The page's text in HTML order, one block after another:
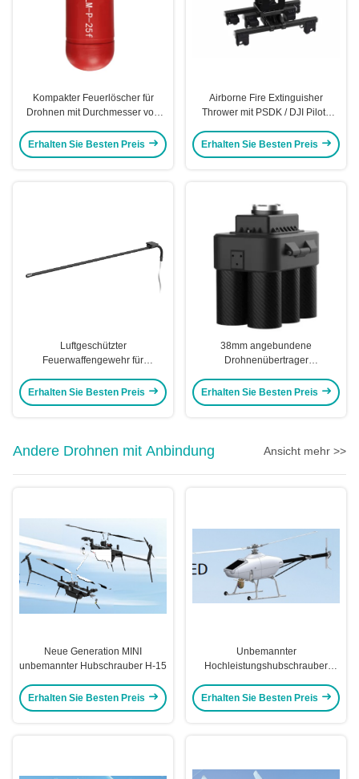
Kompakter Feuerlöscher für
Drohnen mit Durchmesser von
Kitefiy
Erhalten Sie Besten Preis
Airborne Fire Extinguisher
Thrower mit PSDK / DJI Pilot2
Erhalten Sie Besten Preis
Luftgeschützter
Feuerwaffengewehr für
Länge hochwirksame Kitefiy
Erhalten Sie Besten Preis
38mm angebundene
Drohnenübertrager
Installation (M300&M350) Kitefiy
Erhalten Sie Besten Preis
Andere Drohnen mit Anbindung Ansicht mehr >>
Neue Generation MINI
unbemannter Hubschrauber H-15
Erhalten Sie Besten Preis
Unbemannter
Hochleistungshubschrauber
Erhalten Sie Besten Preis